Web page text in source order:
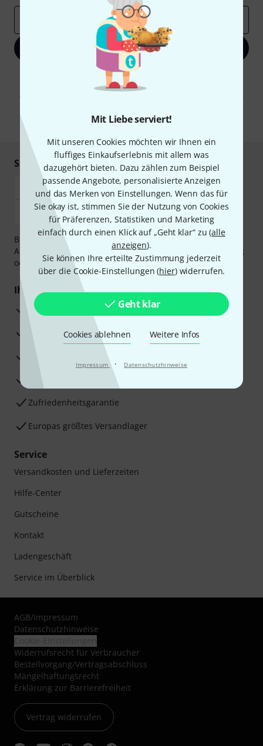
Mit Liebe serviert!
Mit unseren Cookies möchten wir Ihnen ein
fluffiges Einkaufserlebnis mit allem was
dazugehört bieten. Dazu zählen zum Beispiel
passende Angebote, personalisierte Anzeigen
und das Merken von Einstellungen. Wenn das für
Sie okay ist, stimmen Sie der Nutzung von Cookies
für Präferenzen, Statistiken und Marketing
einfach durch einen Klick auf „Geht klar“ zu (alle
anzeigen).
Sie können Ihre erteilte Zustimmung jederzeit
über die Cookie-Einstellungen (hier) widerrufen.
Geht klar
Cookies ablehnen Weitere Infos
Impressum · Datenschutzhinweise
Jetzt anmelden
Mit Klick auf „Jetzt anmelden“ stimmen Sie dem Erhalt von E-Mail-
Werbung und einer Messung des E-Mail-Nutzungsverhaltens zu. Die
Abmeldung ist jederzeit möglich. Weitere Informationen finden Sie in
* Pflichtfeld
Sicher einkaufen & bezahlen
Bezahlen Sie vertraulich und sicher per Vorkasse, PayPal,
Amazon Pay,
Klarna Sofort bezahlen
Klarna Ratenzahlung
oder Kreditkarte.
Ihre Vorteile
3 Jahre Thomann Garantie
30 Tage Money-Back-Garantie
Beratung durch Fachexperten
Zufriedenheitsgarantie
Europas größtes Versandlager
Service
Versandkosten und Lieferzeiten
Hilfe-Center
Gutscheine
Kontakt
Ladengeschäft
Service im Überblick
AGB/Impressum
Datenschutzhinweise
Widerrufsrecht für Verbraucher
Bestellvorgang/Vertragsabschluss
Mängelhaftungsrecht
Erklärung zur Barrierefreiheit
Vertrag widerrufen